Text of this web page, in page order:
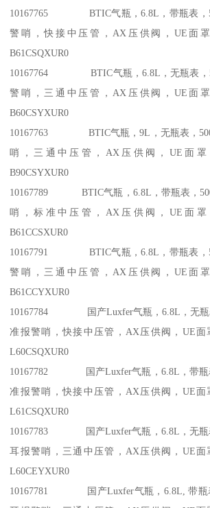
10167765 BTIC气瓶，6.8L，带瓶表，
警哨，快接中压管，AX压供阀，UE面
B61CSQXUR0
10167764 BTIC气瓶，6.8L，无瓶表，
警哨，三通中压管，AX压供阀，UE面
B60CSYXUR0
10167763 BTIC气瓶，9L，无瓶表，
哨，三通中压管，AX压供阀，UE面
B90CSYXUR0
10167789 BTIC气瓶，6.8L，带瓶表，
哨，标准中压管，AX压供阀，UE面
B61CCSXUR0
10167791 BTIC气瓶，6.8L，带瓶表，
警哨，三通中压管，AX压供阀，UE面
B61CCYXUR0
10167784 国产Luxfer气瓶，6.8L，无瓶
准报警哨，快接中压管，AX压供阀，UE
L60CSQXUR0
10167782 国产Luxfer气瓶，6.8L，带瓶
准报警哨，快接中压管，AX压供阀，UE
L61CSQXUR0
10167783 国产Luxfer气瓶，6.8L，无瓶
耳报警哨，三通中压管，AX压供阀，UE
L60CEYXUR0
10167781 国产Luxfer气瓶，6.8L, 带瓶表